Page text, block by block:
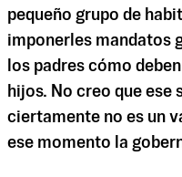
pequeño grupo de
imponerles mandatos
los padres cómo
hijos. No creo que ese
ciertamente no es un
ese momento la